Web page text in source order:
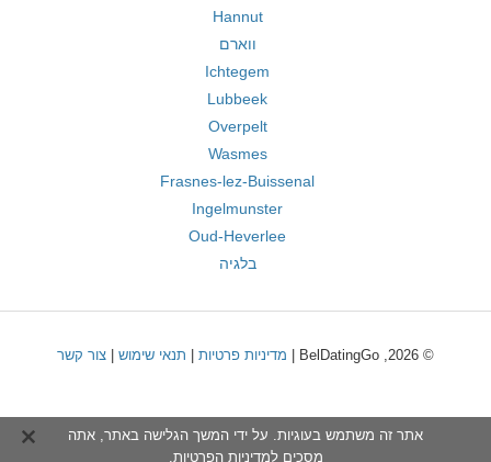
Hannut
ווארם
Ichtegem
Lubbeek
Overpelt
Wasmes
Frasnes-lez-Buissenal
Ingelmunster
Oud-Heverlee
בלגיה
© 2026, BelDatingGo | מדיניות פרטיות תנאי שימוש צור קשר
אתר זה משתמש בעוגיות. על ידי המשך הגלישה באתר, אתה
מסכים למדיניות הפרטיות.